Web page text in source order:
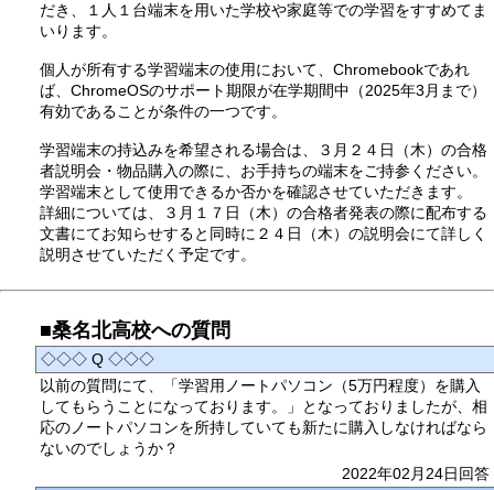
だき、１人１台端末を用いた学校や家庭等での学習をすすめてま
いります。
個人が所有する学習端末の使用において、Chromebookであれ
ば、ChromeOSのサポート期限が在学期間中（2025年3月まで）
有効であることが条件の一つです。
学習端末の持込みを希望される場合は、３月２４日（木）の合格
者説明会・物品購入の際に、お手持ちの端末をご持参ください。
学習端末として使用できるか否かを確認させていただきます。
詳細については、３月１７日（木）の合格者発表の際に配布する
文書にてお知らせすると同時に２４日（木）の説明会にて詳しく
説明させていただく予定です。
■桑名北高校への質問
◇◇◇ Q ◇◇◇
以前の質問にて、「学習用ノートパソコン（5万円程度）を購入
してもらうことになっております。」となっておりましたが、相
応のノートパソコンを所持していても新たに購入しなければなら
ないのでしょうか？
2022年02月24日回答